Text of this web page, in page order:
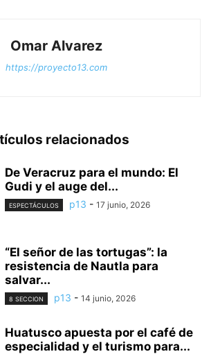
Omar Alvarez
https://proyecto13.com
relacionados
De Veracruz para el mundo: El
Gudi y el auge del...
ESPECTÁCULOS p13 - 17 junio, 2026
“El señor de las tortugas”: la
resistencia de Nautla para
salvar...
8 SECCION p13 - 14 junio, 2026
Huatusco apuesta por el café de
especialidad y el turismo para...